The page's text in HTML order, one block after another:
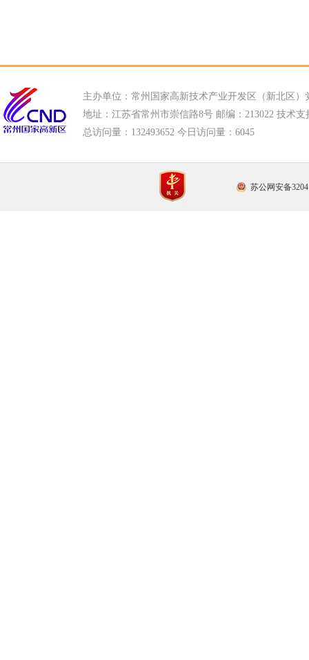
主办单位：常州国家高新技术产业开发区（新北区）
地址：江苏省常州市崇信路8号 邮编：213022 技术支
总访问量： 132493652 今日访问量： 6045
苏公网安备